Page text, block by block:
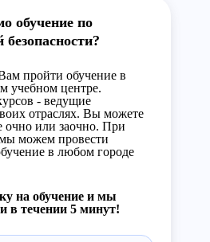
обучение по
безопасности?
пройти обучение в
учебном центре.
- ведущие
отраслях. Вы можете
очно или заочно. При
можем провести
в любом городе
на обучение и мы
в течении 5 минут!